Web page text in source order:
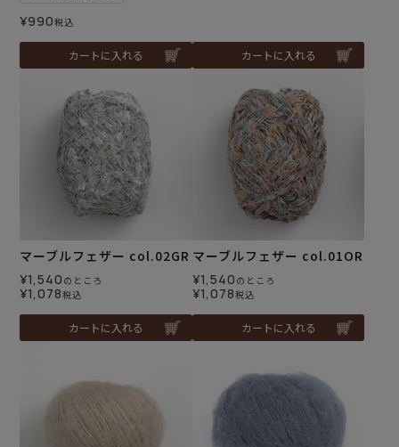
¥990税込
カートに入れる カートに入れる
マーブルフェザー col.02GR
¥1,540 のところ
¥1,078税込
カートに入れる
マーブルフェザー col.01OR
¥1,540 のところ
¥1,078税込
カートに入れる